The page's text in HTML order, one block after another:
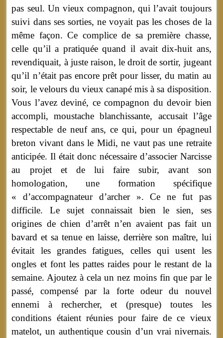
pas seul. Un vieux compagnon, qui l’avait toujours
suivi dans ses sorties, ne voyait pas les choses de la
même façon. Ce complice de sa première chasse,
celle qu’il a pratiquée quand il avait dix-huit ans,
revendiquait, à juste raison, le droit de sortir, jugeant
qu’il n’était pas encore prêt pour lisser, du matin au
soir, le velours du vieux canapé mis à sa disposition.
Vous l’avez deviné, ce compagnon du devoir bien
accompli, moustache blanchissante, accusait l’âge
respectable de neuf ans, ce qui, pour un épagneul
breton vivant dans le Midi, ne vaut pas une retraite
anticipée. Il était donc nécessaire d’associer Narcisse
au projet et de lui faire subir, avant son
homologation, une formation spécifique
« d’accompagnateur d’archer ». Ce ne fut pas
difficile. Le sujet connaissait bien le sien, ses
origines de chien d’arrêt n’en avaient pas fait un
bavard et sa tenue en laisse, derrière son maître, lui
évitait les grandes fatigues, celles qui usent les
ongles et font les pattes raides pour le restant de la
semaine. Ajoutez à cela un nez moins fin que par le
passé, compensé par la forte odeur du nouvel
ennemi à rechercher, et (presque) toutes les
conditions étaient réunies pour faire de ce vieux
matelot, un authentique cousin d’un vrai nivernais.